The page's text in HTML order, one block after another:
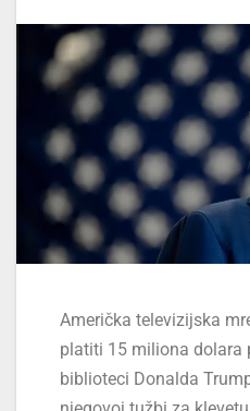
Američka televizijska
platiti 15 miliona dolara
biblioteci Donalda